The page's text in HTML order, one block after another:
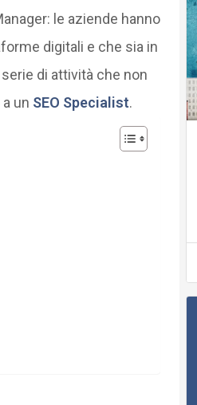
le aziende hanno
digitali e che sia in
di attività che non
un SEO Specialist.